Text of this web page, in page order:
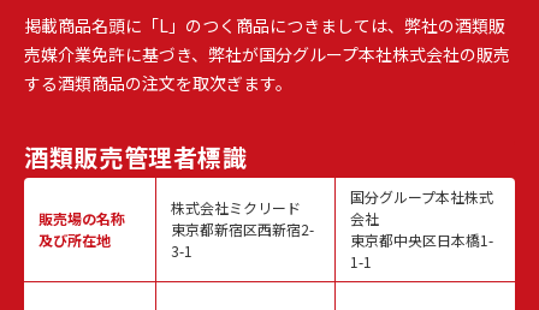
掲載商品名頭に「L」のつく商品につきましては、弊社の酒類販
売媒介業免許に基づき、弊社が国分グループ本社株式会社の販売
する酒類商品の注文を取次ぎます。
酒類販売管理者標識
販売場の名称
及び所在地
株式会社ミクリード
東京都新宿区西新宿2-
3-1
国分グループ本社株式
会社
東京都中央区日本橋1-
1-1